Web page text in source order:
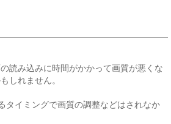
読み込みに時間がかかって画質が悪くな
しれません。
タイミングで画質の調整などはされなか